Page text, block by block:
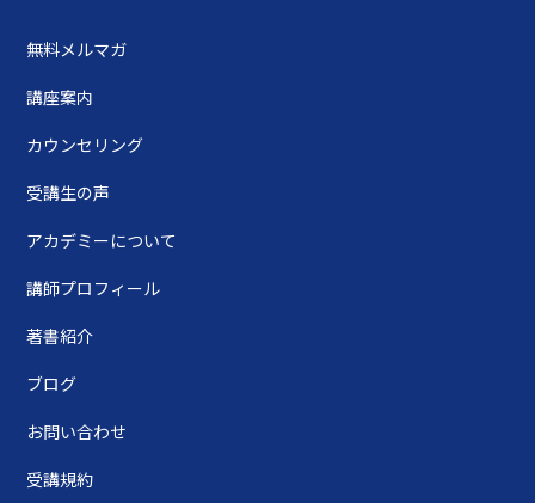
無料メルマガ
講座案内
カウンセリング
受講生の声
アカデミーについて
講師プロフィール
著書紹介
ブログ
お問い合わせ
受講規約